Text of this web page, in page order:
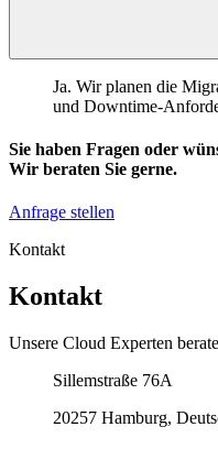
Ja. Wir planen die
und Downtime-
Sie haben Fragen oder
Wir beraten Sie gerne.
Anfrage stellen
Kontakt
Kontakt
Unsere Cloud Experten
Unser BüroSillemstraße 76A
20257 Hamburg,